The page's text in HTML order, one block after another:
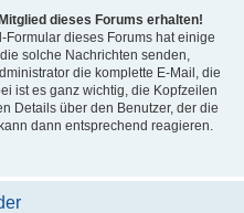
dieses Forums erhalten!
Formular dieses Forums hat einige
solche Nachrichten senden,
die komplette E-Mail, die
ist es ganz wichtig, die Kopfzeilen
Details über den Benutzer, der die
dann entsprechend reagieren.